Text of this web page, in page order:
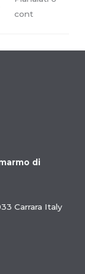
cont
di
Carrara Italy